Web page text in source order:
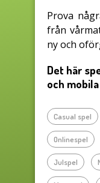
Prova
från
ny och
Det här
och
Casual spel
Onlinespel
Julspel